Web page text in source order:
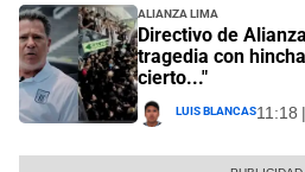
Alianza Lima
Directivo de
tragedia con
cierto..."
Luis Blancas11:18